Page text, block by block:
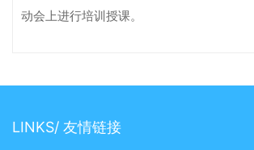
动会上进行培训授课。
LINKS/ 友情链接